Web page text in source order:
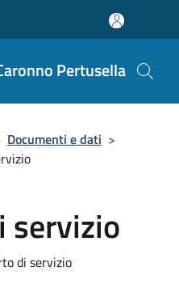
Pertusella
Documenti e dati >
servizio
di servizio